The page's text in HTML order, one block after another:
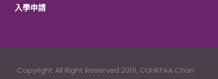
入學申請
Copyright All Right Reserved 2019, CUHKFAA Chan